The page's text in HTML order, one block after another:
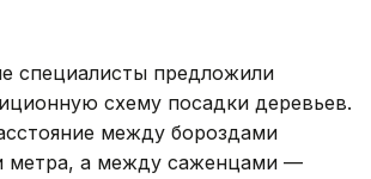
специалисты предложили
схему посадки деревьев.
между бороздами
метра, а между саженцами —